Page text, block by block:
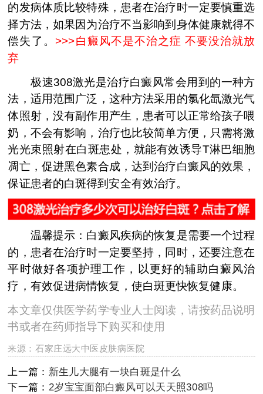
的发病体质比较特殊，患者在治疗时一定要慎重选
择方法，如果因为治疗不当影响到身体健康就得不
偿失了。 >>>白癜风不是不治之症 不要没治就放
弃
极速308激光是治疗白癜风常会用到的一种方
法，适用范围广泛，这种方法采用的氯化氙激光气
体照射，没有副作用产生，患者可以正常给孩子喂
奶，不会有影响，治疗也比较简单方便，只需将激
光光束照射在白斑患处，就能有效诱导T淋巴细胞
凋亡，促进黑色素合成，达到治疗白癜风的效果，
保证患者的白斑得到安全有效治疗。
温馨提示：白癜风疾病的恢复是需要一个过程
的，患者在治疗时一定要坚持，同时，还要注意在
平时做好各项护理工作，以更好的辅助白癜风治
疗，有效促进病情恢复，使白斑更快恢复健康。
本文章仅供医学药学专业人士阅读，请按药品说明
书或者在药师指导下购买和使用
来源：石家庄远大中医皮肤病医院
上一篇： 新生儿大腿有一块白斑是什么
下一篇： 2岁宝宝面部白癜风可以天天照308吗